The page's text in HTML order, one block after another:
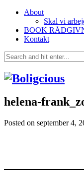
About
Skal vi
BOOK
Kontakt
helena-
Posted on september 4,